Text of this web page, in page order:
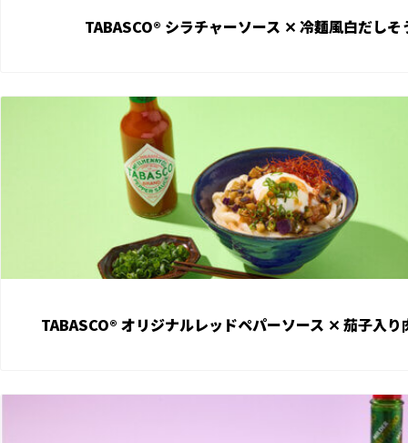
TABASCO® シラチャーソース ✕ ︎冷麺風白だしそ
View TABASCO® オリジナルレッドペパーソース ✕ 茄子入り肉味噌う
TABASCO® オリジナルレッドペパーソース ✕ 茄子入り
View TABASCO® ハラペーニョソース ✕︎しらすとアボカドのそばサラ